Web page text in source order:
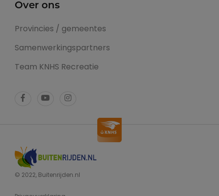
Over ons
Provincies / gemeentes
Samenwerkingspartners
Team KNHS Recreatie
© 2022, Buitenrijden.nl